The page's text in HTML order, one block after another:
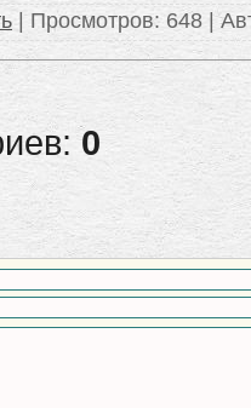
Просмотров: 648 |
0